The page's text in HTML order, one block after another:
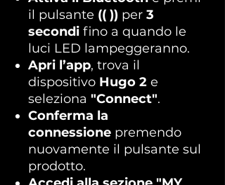
il pulsante (( )) per 3
secondi fino a quando le
luci LED lampeggeranno.
Apri l’app, trova il
dispositivo Hugo 2 e
seleziona "Connect".
Conferma la
connessione premendo
nuovamente il pulsante sul
prodotto.